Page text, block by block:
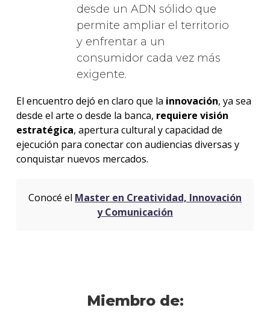
desde un ADN sólido que
permite ampliar el territorio
y enfrentar a un
consumidor cada vez más
exigente.
El encuentro dejó en claro que la innovación, ya sea
desde el arte o desde la banca, requiere visión
estratégica, apertura cultural y capacidad de
ejecución para conectar con audiencias diversas y
conquistar nuevos mercados.
Conocé el Master en Creatividad, Innovación
y Comunicación
Miembro de: